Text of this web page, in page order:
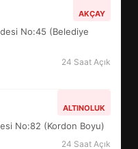
AKÇAY
No:45 (Belediye
24 Saat Açık
ALTINOLUK
No:82 (Kordon Boyu)
24 Saat Açık
NEYİ
NASIL